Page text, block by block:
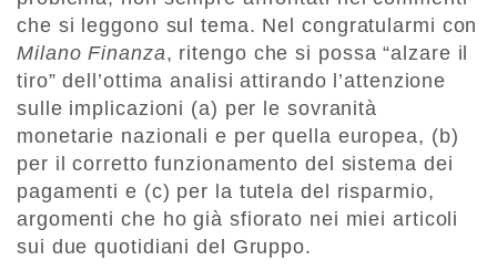
che si leggono sul tema. Nel congratularmi con
Milano Finanza, ritengo che si possa “alzare il
tiro” dell’ottima analisi attirando l’attenzione
sulle implicazioni (a) per le sovranità
monetarie nazionali e per quella europea, (b)
per il corretto funzionamento del sistema dei
pagamenti e (c) per la tutela del risparmio,
argomenti che ho già sfiorato nei miei articoli
sui due quotidiani del Gruppo.